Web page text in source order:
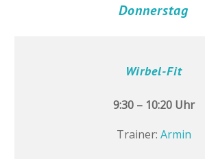
Donnerstag
Wirbel-Fit
9:30 – 10:20 Uhr
Trainer: Armin